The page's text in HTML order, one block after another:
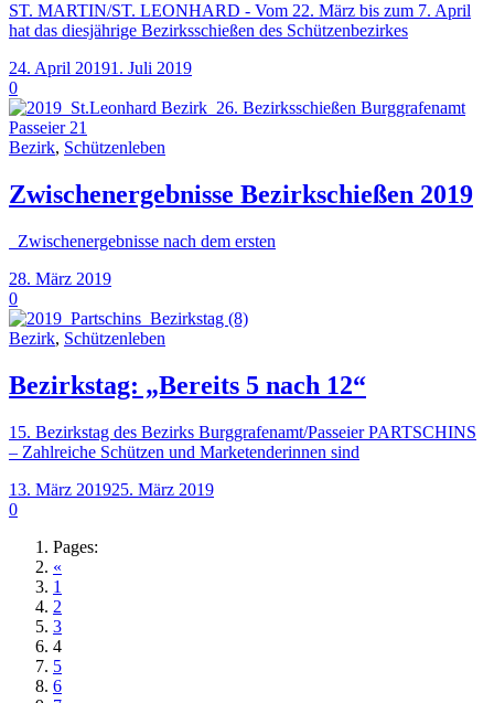
ST. MARTIN/ST. LEONHARD - Vom 22. März bis zum 7. April
hat das diesjährige Bezirksschießen des Schützenbezirkes
24. April 20191. Juli 2019
0
Bezirk, Schützenleben
Zwischenergebnisse Bezirkschießen 2019
Zwischenergebnisse nach dem ersten
28. März 2019
0
Bezirk, Schützenleben
Bezirkstag: „Bereits 5 nach 12“
15. Bezirkstag des Bezirks Burggrafenamt/Passeier PARTSCHINS
– Zahlreiche Schützen und Marketenderinnen sind
13. März 201925. März 2019
0
Pages:
«
1
2
3
4
5
6